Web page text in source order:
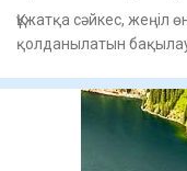
Құжатқа сәйкес, жеңіл
қолданылатын бақылау